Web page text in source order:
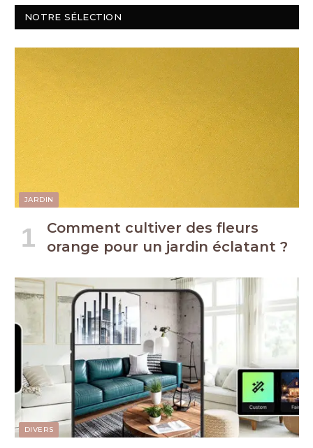
NOTRE SÉLECTION
JARDIN
Comment cultiver des fleurs
orange pour un jardin éclatant ?
DIVERS